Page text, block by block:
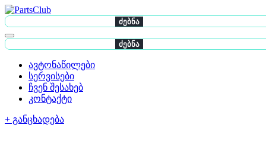
ძებნა
ძებნა
ავტონაწილები
სერვისები
ჩვენ შესახებ
კონტაქტი
+ განცხადება